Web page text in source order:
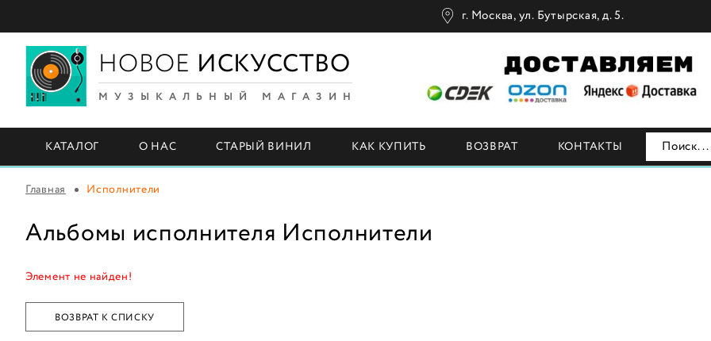
г. Москва, ул. Бутырская, д. 5.
НОВОЕ ИСКУССТВО
МУЗЫКАЛЬНЫЙ МАГАЗИН
КАТАЛОГ О НАС СТАРЫЙ ВИНИЛ КАК КУПИТЬ ВОЗВРАТ КОНТАКТЫ
Главная Исполнители
Альбомы исполнителя Исполнители
Элемент не найден!
ВОЗВРАТ К СПИСКУ